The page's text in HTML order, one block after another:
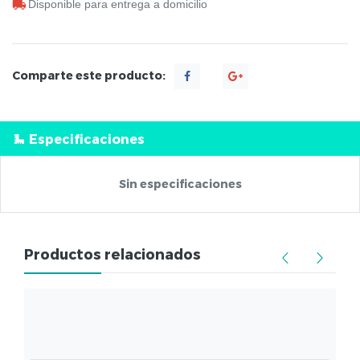
Disponible para entrega a domicilio
Comparte este producto:
Especificaciones
Sin especificaciones
Productos relacionados